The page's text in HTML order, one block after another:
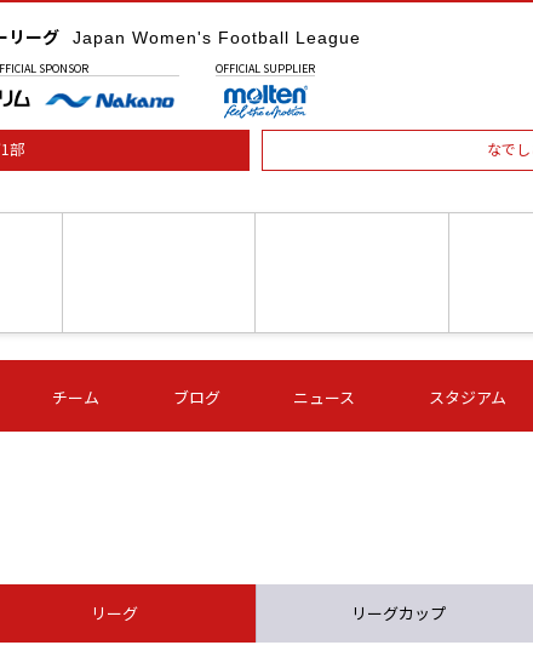
リーグ Japan Women's Football League
SPONSOR OFFICIAL SUPPLIER
部 なで
第16節 09/05 (土) 16:00
ＡＧＦ
-
いちご
-
第16節
チーム ブログ ニュース スタジアム
リーグ リーグカップ